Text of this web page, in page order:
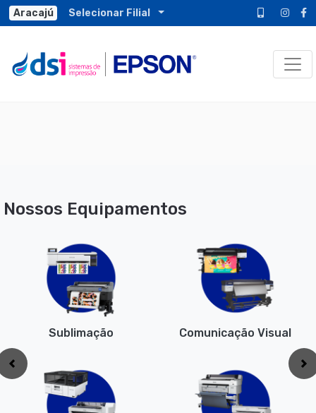
Aracajú
Aracajú Selecionar Filial
Nossos Equipamentos
Sublimação Comunicação Visual
Anterior